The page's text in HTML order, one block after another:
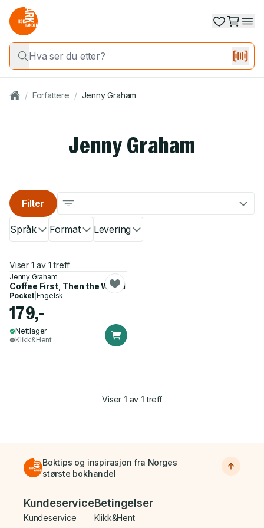
/ Forfattere / Jenny Graham
Jenny Graham
Språk Format Levering
Filter
Viser 1 av 1 treff
Jenny Graham
Coffee First, Then the World
Pocket| Engelsk
179,-
Nettlager
Klikk&Hent
Viser1 av 1 treff
Boktips og inspirasjon fra Norges
største bokhandel
Bunnmeny
Kundeservice
Kundeservice
Betingelser
Klikk&Hent